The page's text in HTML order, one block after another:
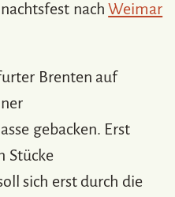
nachWeimar
Brenten auf
gebacken. Erst
Stücke
sich erst durch die